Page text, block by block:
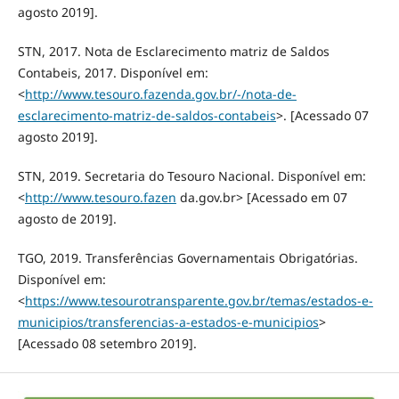
agosto 2019].
STN, 2017. Nota de Esclarecimento matriz de Saldos
Contabeis, 2017. Disponível em:
<http://www.tesouro.fazenda.gov.br/-/nota-de-
esclarecimento-matriz-de-saldos-contabeis>. [Acessado 07
agosto 2019].
STN, 2019. Secretaria do Tesouro Nacional. Disponível em:
<http://www.tesouro.fazen da.gov.br> [Acessado em 07
agosto de 2019].
TGO, 2019. Transferências Governamentais Obrigatórias.
Disponível em:
<https://www.tesourotransparente.gov.br/temas/estados-e-
municipios/transferencias-a-estados-e-municipios>
[Acessado 08 setembro 2019].